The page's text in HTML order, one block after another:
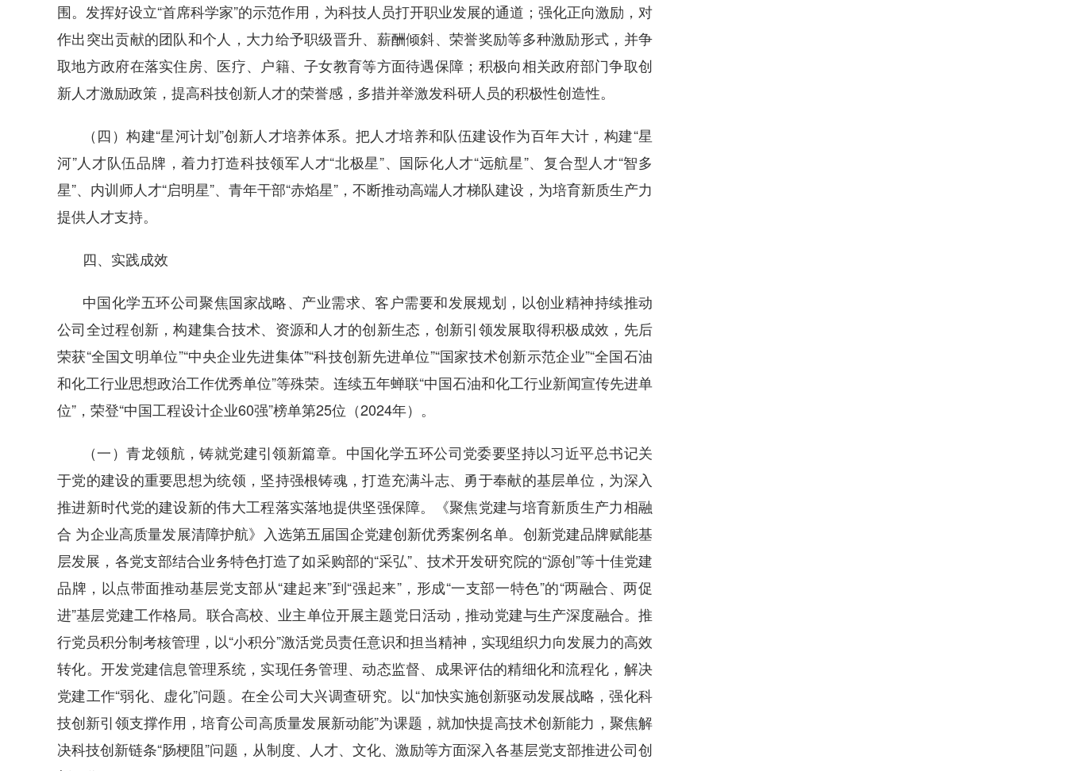
围。发挥好设立“首席科学家”的示范作用，为科技人员打开职业发展的通道；强化正向激励，对
作出突出贡献的团队和个人，大力给予职级晋升、薪酬倾斜、荣誉奖励等多种激励形式，并争
取地方政府在落实住房、医疗、户籍、子女教育等方面待遇保障；积极向相关政府部门争取创
新人才激励政策，提高科技创新人才的荣誉感，多措并举激发科研人员的积极性创造性。
（四）构建“星河计划”创新人才培养体系。把人才培养和队伍建设作为百年大计，构建“星
河”人才队伍品牌，着力打造科技领军人才“北极星”、国际化人才“远航星”、复合型人才“智多
星”、内训师人才“启明星”、青年干部“赤焰星”，不断推动高端人才梯队建设，为培育新质生产力
提供人才支持。
四、实践成效
中国化学五环公司聚焦国家战略、产业需求、客户需要和发展规划，以创业精神持续推动
公司全过程创新，构建集合技术、资源和人才的创新生态，创新引领发展取得积极成效，先后
荣获“全国文明单位”“中央企业先进集体”“科技创新先进单位”“国家技术创新示范企业”“全国石油
和化工行业思想政治工作优秀单位”等殊荣。连续五年蝉联“中国石油和化工行业新闻宣传先进单
位”，荣登“中国工程设计企业60强”榜单第25位（2024年）。
（一）青龙领航，铸就党建引领新篇章。中国化学五环公司党委要坚持以习近平总书记关
于党的建设的重要思想为统领，坚持强根铸魂，打造充满斗志、勇于奉献的基层单位，为深入
推进新时代党的建设新的伟大工程落实落地提供坚强保障。《聚焦党建与培育新质生产力相融
合 为企业高质量发展清障护航》入选第五届国企党建创新优秀案例名单。创新党建品牌赋能基
层发展，各党支部结合业务特色打造了如采购部的“采弘”、技术开发研究院的“源创”等十佳党建
品牌，以点带面推动基层党支部从“建起来”到“强起来”，形成“一支部一特色”的“两融合、两促
进”基层党建工作格局。联合高校、业主单位开展主题党日活动，推动党建与生产深度融合。推
行党员积分制考核管理，以“小积分”激活党员责任意识和担当精神，实现组织力向发展力的高效
转化。开发党建信息管理系统，实现任务管理、动态监督、成果评估的精细化和流程化，解决
党建工作“弱化、虚化”问题。在全公司大兴调查研究。以“加快实施创新驱动发展战略，强化科
技创新引领支撑作用，培育公司高质量发展新动能”为课题，就加快提高技术创新能力，聚焦解
决科技创新链条“肠梗阻”问题，从制度、人才、文化、激励等方面深入各基层党支部推进公司创